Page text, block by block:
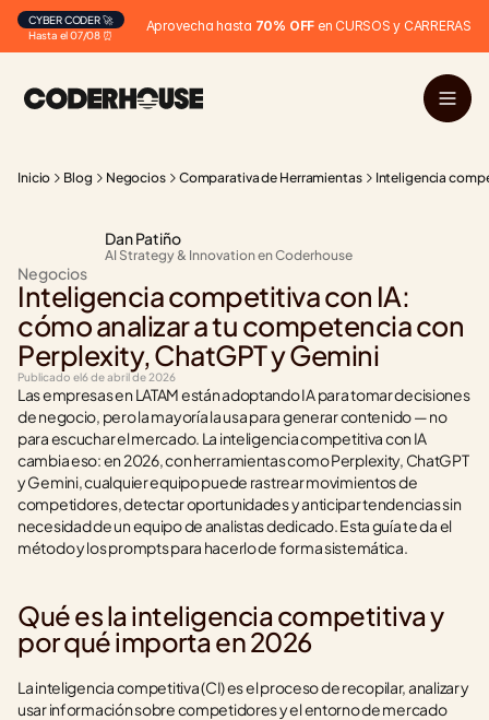
Hasta el 07/08 ⏰
CYBER CODER 🚀 Aprovecha hasta 70% OFF en CURSOS y CARRERAS
Inicio Blog Negocios Comparativa de Herramientas Inteligencia
Dan Patiño
AI Strategy & Innovation en Coderhouse
Negocios
Inteligencia competitiva con IA:
cómo analizar a tu competencia con
Perplexity, ChatGPT y Gemini
Publicado el6 de abril de 2026
Las empresas en LATAM están adoptando IA para tomar decisiones
de negocio, pero la mayoría la usa para generar contenido — no
para escuchar el mercado. La inteligencia competitiva con IA
cambia eso: en 2026, con herramientas como Perplexity, ChatGPT
y Gemini, cualquier equipo puede rastrear movimientos de
competidores, detectar oportunidades y anticipar tendencias sin
necesidad de un equipo de analistas dedicado. Esta guía te da el
método y los prompts para hacerlo de forma sistemática.
Qué es la inteligencia competitiva y
por qué importa en 2026
La inteligencia competitiva (CI) es el proceso de recopilar, analizar y
usar información sobre competidores y el entorno de mercado